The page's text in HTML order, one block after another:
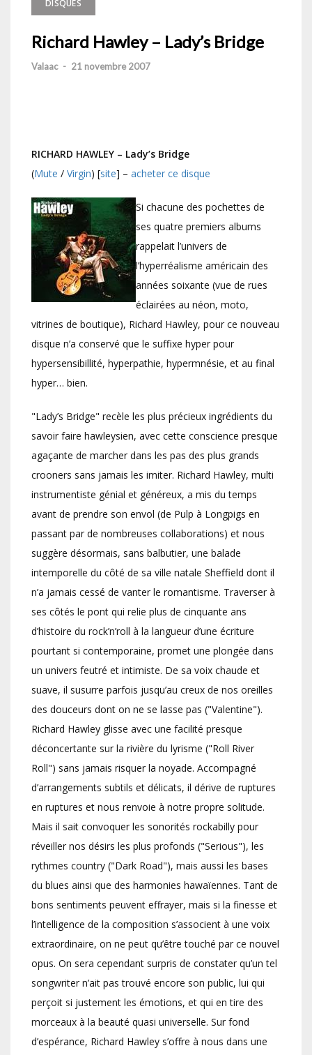
DISQUES
Richard Hawley – Lady’s Bridge
Valaac - 21 novembre 2007
RICHARD HAWLEY – Lady’s Bridge
(Mute / Virgin) [site] – acheter ce disque
Si chacune des pochettes de
ses quatre premiers albums
rappelait l’univers de
l’hyperréalisme américain des
années soixante (vue de rues
éclairées au néon, moto,
vitrines de boutique), Richard Hawley, pour ce nouveau
disque n’a conservé que le suffixe hyper pour
hypersensibillité, hyperpathie, hypermnésie, et au final
hyper… bien.
"Lady’s Bridge" recèle les plus précieux ingrédients du
savoir faire hawleysien, avec cette conscience presque
agaçante de marcher dans les pas des plus grands
crooners sans jamais les imiter. Richard Hawley, multi
instrumentiste génial et généreux, a mis du temps
avant de prendre son envol (de Pulp à Longpigs en
passant par de nombreuses collaborations) et nous
suggère désormais, sans balbutier, une balade
intemporelle du côté de sa ville natale Sheffield dont il
n’a jamais cessé de vanter le romantisme. Traverser à
ses côtés le pont qui relie plus de cinquante ans
d’histoire du rock’n’roll à la langueur d’une écriture
pourtant si contemporaine, promet une plongée dans
un univers feutré et intimiste. De sa voix chaude et
suave, il susurre parfois jusqu’au creux de nos oreilles
des douceurs dont on ne se lasse pas ("Valentine").
Richard Hawley glisse avec une facilité presque
déconcertante sur la rivière du lyrisme ("Roll River
Roll") sans jamais risquer la noyade. Accompagné
d’arrangements subtils et délicats, il dérive de ruptures
en ruptures et nous renvoie à notre propre solitude.
Mais il sait convoquer les sonorités rockabilly pour
réveiller nos désirs les plus profonds ("Serious"), les
rythmes country ("Dark Road"), mais aussi les bases
du blues ainsi que des harmonies hawaïennes. Tant de
bons sentiments peuvent effrayer, mais si la finesse et
l’intelligence de la composition s’associent à une voix
extraordinaire, on ne peut qu’être touché par ce nouvel
opus. On sera cependant surpris de constater qu’un tel
songwriter n’ait pas trouvé encore son public, lui qui
perçoit si justement les émotions, et qui en tire des
morceaux à la beauté quasi universelle. Sur fond
d’espérance, Richard Hawley s’offre à nous dans une